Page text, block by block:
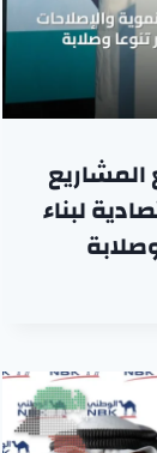
لبناء